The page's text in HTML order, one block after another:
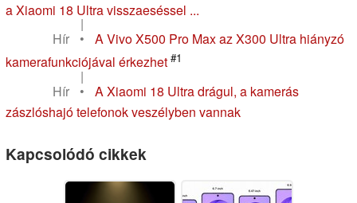
a Xiaomi 18 Ultra visszaeséssel ...
|
Hír
•
A Vivo X500 Pro Max az X300 Ultra hiányzó
kamerafunkciójával érkezhet #1
|
Hír
•
A Xiaomi 18 Ultra drágul, a kamerás
zászlóshajó telefonok veszélyben vannak
Kapcsolódó cikkek